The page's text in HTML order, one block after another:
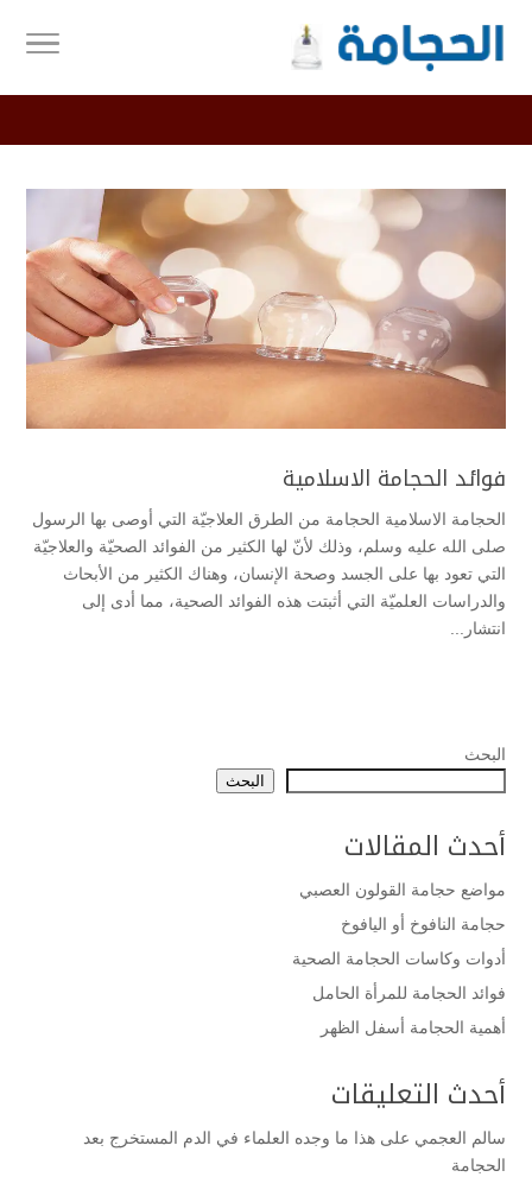
فوائد الحجامة الاسلامية
الحجامة الاسلامية الحجامة من الطرق العلاجيّة التي أوصى بها الرسول
صلى الله عليه وسلم، وذلك لأنّ لها الكثير من الفوائد الصحيّة والعلاجيّة
التي تعود بها على الجسد وصحة الإنسان، وهناك الكثير من الأبحاث
والدراسات العلميّة التي أثبتت هذه الفوائد الصحية، مما أدى إلى
انتشار...
البحث
البحث
أحدث المقالات
مواضع حجامة القولون العصبي
حجامة النافوخ أو اليافوخ
أدوات وكاسات الحجامة الصحية
فوائد الحجامة للمرأة الحامل
أهمية الحجامة أسفل الظهر
أحدث التعليقات
سالم العجمي على هذا ما وجده العلماء في الدم المستخرج بعد
الحجامة